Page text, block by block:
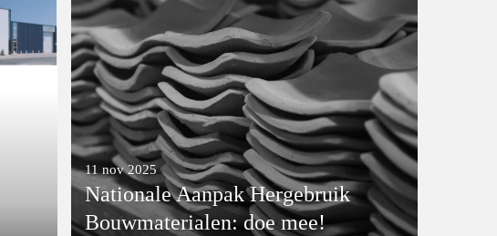
Nationale Aanpak Hergebruik
Bouwmaterialen: doe mee!
11 nov 2025